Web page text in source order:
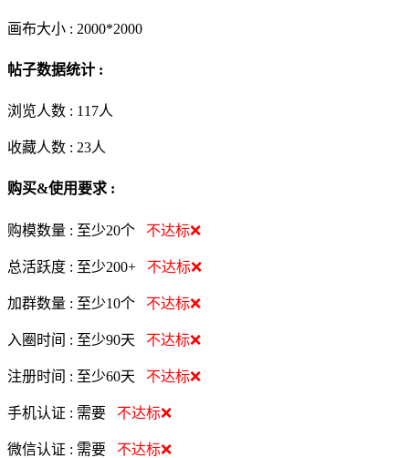
画布大小 : 2000*2000
帖子数据统计 :
浏览人数 : 117人
收藏人数 : 23人
购买&使用要求 :
购模数量 : 至少20个 不达标❌
总活跃度 : 至少200+ 不达标❌
加群数量 : 至少10个 不达标❌
入圈时间 : 至少90天 不达标❌
注册时间 : 至少60天 不达标❌
手机认证 : 需要 不达标❌
微信认证 : 需要 不达标❌